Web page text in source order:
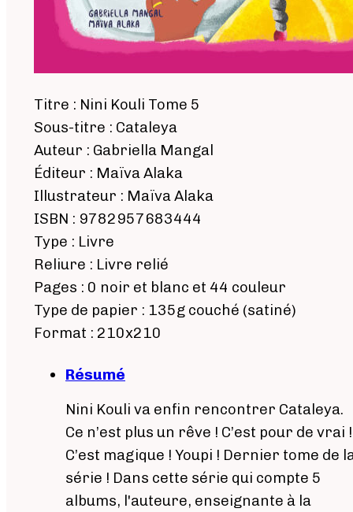
Titre : Nini Kouli Tome 5
Sous-titre : Cataleya
Auteur : Gabriella Mangal
Éditeur : Maïva Alaka
Illustrateur : Maïva Alaka
ISBN : 9782957683444
Type : Livre
Reliure : Livre relié
Pages : 0 noir et blanc et 44 couleur
Type de papier : 135g couché (satiné)
Format : 210x210
Résumé
Nini Kouli va enfin rencontrer Cataleya.
Ce n’est plus un rêve ! C’est pour de vrai !
C’est magique ! Youpi ! Dernier tome de
série ! Dans cette série qui compte 5
albums, l'auteure, enseignante à la